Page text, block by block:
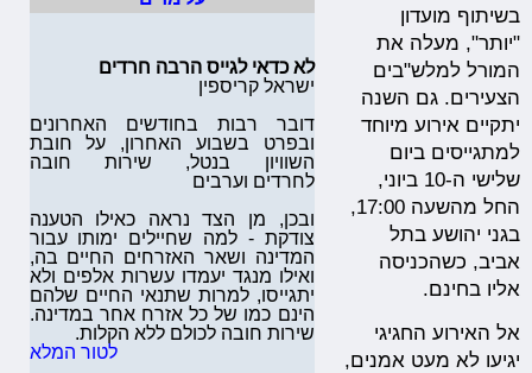
לא כדאי לגייס הרבה חרדים
ישראל קריספין
דובר רבות בחודשים האחרונים
ובפרט בשבוע האחרון, על חובת
השוויון בנטל, שירות חובה
לחרדים וערבים
ובכן, מן הצד נראה כאילו הטענה
צודקת - למה שחיילים ימותו עבור
המדינה ושאר האזרחים החיים בה,
ואילו מנגד יעמדו עשרות אלפים ולא
יתגייסו, למרות שתנאי החיים שלהם
הינם כמו של כל אזרח אחר במדינה.
שירות חובה לכולם ללא הקלות.
לטור המלא
בשיתוף מועדון
"יותר", מעלה את
המורל למלש"בים
הצעירים. גם השנה
יתקיים אירוע מיוחד
למתגייסים ביום
שלישי ה-10 ביוני,
החל מהשעה 17:00,
בגני יהושע בתל
אביב, כשהכניסה
אליו בחינם.
אל האירוע החגיגי
יגיעו לא מעט אמנים,